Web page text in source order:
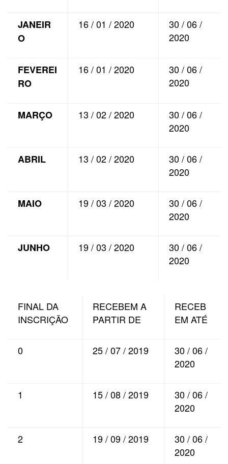
JANEIR
O
16 / 01 / 2020
30 / 06 /
2020
FEVEREI
RO
16 / 01 / 2020
30 / 06 /
2020
MARÇO 13 / 02 / 2020
30 / 06 /
2020
ABRIL 13 / 02 / 2020
30 / 06 /
2020
MAIO 19 / 03 / 2020
30 / 06 /
2020
JUNHO 19 / 03 / 2020
30 / 06 /
2020
FINAL DA
INSCRIÇÃO
RECEBEM A
PARTIR DE
RECEB
EM ATÉ
0 25 / 07 / 2019
30 / 06 /
2020
1 15 / 08 / 2019
30 / 06 /
2020
2 19 / 09 / 2019
30 / 06 /
2020